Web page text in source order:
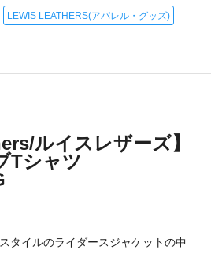
LEWIS LEATHERS(アパレル・グッズ)
ルイスレザーズ】
Tシャツ
タイルのライダースジャケットの中